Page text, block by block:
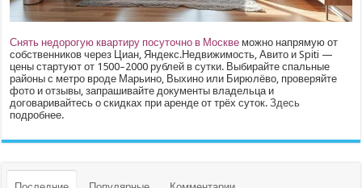
Снять недорогую квартиру посуточно в Москве можно напрямую от
собственников через Циан, Яндекс.Недвижимость, Авито и Spiti —
цены стартуют от 1500–2000 рублей в сутки. Выбирайте спальные
районы с метро вроде Марьино, Выхино или Бирюлёво, проверяйте
фото и отзывы, запрашивайте документы владельца и
договаривайтесь о скидках при аренде от трёх суток.Здесь
подробнее.